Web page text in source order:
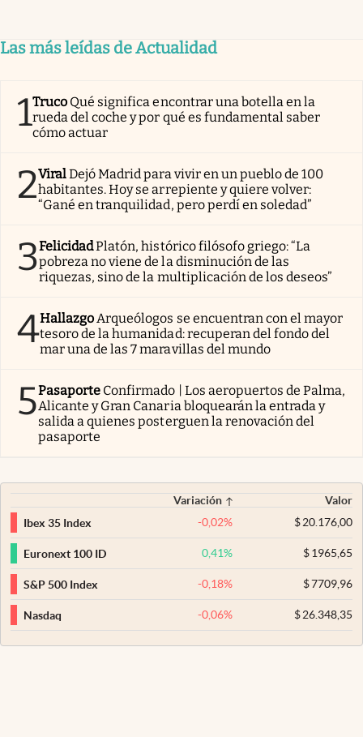
Las más leídas de Actualidad
1Truco Qué significa encontrar una botella en la
rueda del coche y por qué es fundamental saber
cómo actuar
2ViralDejó Madrid para vivir en un pueblo de 100
habitantes. Hoy se arrepiente y quiere volver:
“Gané en tranquilidad, pero perdí en soledad”
3FelicidadPlatón, histórico filósofo griego: “La
pobreza no viene de la disminución de las
riquezas, sino de la multiplicación de los deseos”
4HallazgoArqueólogos se encuentran con el mayor
tesoro de la humanidad: recuperan del fondo del
mar una de las 7 maravillas del mundo
5Pasaporte Confirmado | Los aeropuertos de Palma,
Alicante y Gran Canaria bloquearán la entrada y
salida a quienes posterguen la renovación del
pasaporte
Variación
Valor
Ibex 35 Index
-0,02% $20.176,00
Euronext 100 ID 0,41% $1965,65
S&P 500 Index -0,18% $7709,96
Nasdaq -0,06% $26.348,35